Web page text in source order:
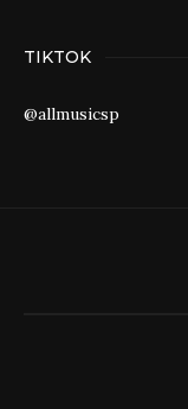
TIKTOK
@allmusicsp